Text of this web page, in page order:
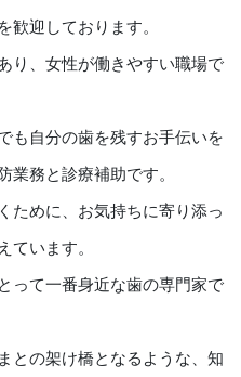
歓迎しております。
り、女性が働きやすい職場で
も自分の歯を残すお手伝いを
業務と診療補助です。
ために、お気持ちに寄り添っ
ています。
って一番身近な歯の専門家で
との架け橋となるような、知